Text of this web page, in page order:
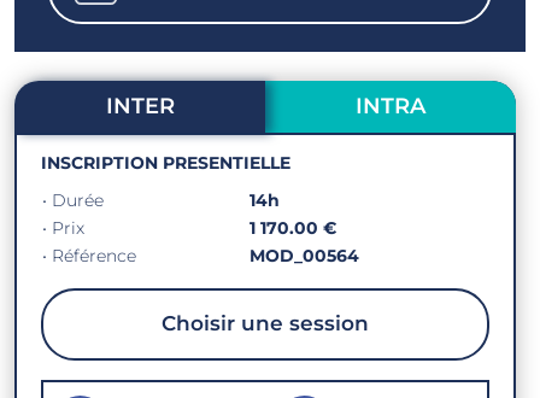
INTER INTRA
INSCRIPTION PRESENTIELLE
• Durée
14h
• Prix
1 170.00 €
• Référence
MOD_00564
Choisir une session